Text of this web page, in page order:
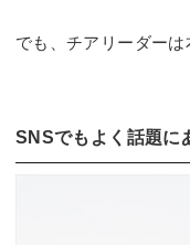
でも、チアリーダーは
SNSでもよく話題に